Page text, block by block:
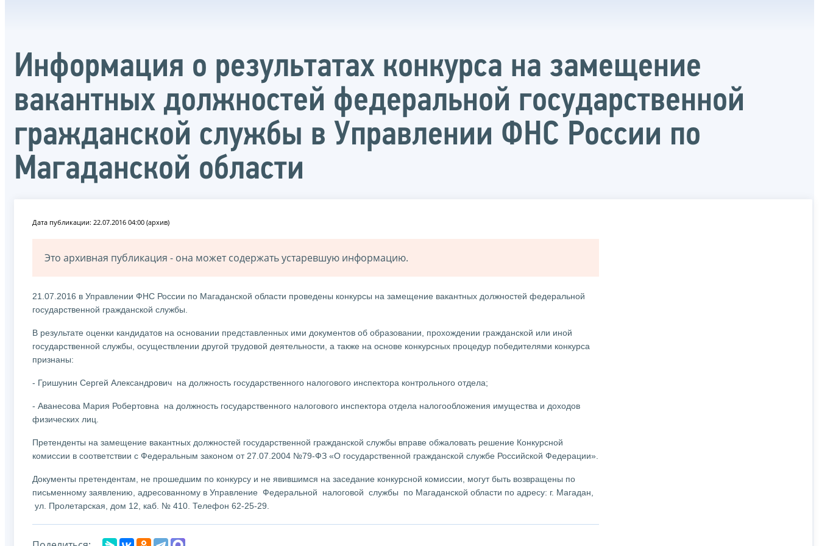
Информация о результатах конкурса на замещение
вакантных должностей федеральной государственной
гражданской службы в Управлении ФНС России по
Магаданской области
Дата публикации: 22.07.2016 04:00 (архив)
Это архивная публикация - она может содержать устаревшую информацию.
21.07.2016 в Управлении ФНС России по Магаданской области проведены конкурсы на замещение вакантных должностей федеральной
государственной гражданской службы.
В результате оценки кандидатов на основании представленных ими документов об образовании, прохождении гражданской или иной
государственной службы, осуществлении другой трудовой деятельности, а также на основе конкурсных процедур победителями конкурса
признаны:
- Гришунин Сергей Александрович на должность государственного налогового инспектора контрольного отдела;
- Аванесова Мария Робертовна на должность государственного налогового инспектора отдела налогообложения имущества и доходов
физических лиц.
Претенденты на замещение вакантных должностей государственной гражданской службы вправе обжаловать решение Конкурсной
комиссии в соответствии с Федеральным законом от 27.07.2004 №79-ФЗ «О государственной гражданской службе Российской Федерации».
Документы претендентам, не прошедшим по конкурсу и не явившимся на заседание конкурсной комиссии, могут быть возвращены по
письменному заявлению, адресованному в Управление Федеральной налоговой службы по Магаданской области по адресу: г. Магадан,
ул. Пролетарская, дом 12, каб. № 410. Телефон 62-25-29.